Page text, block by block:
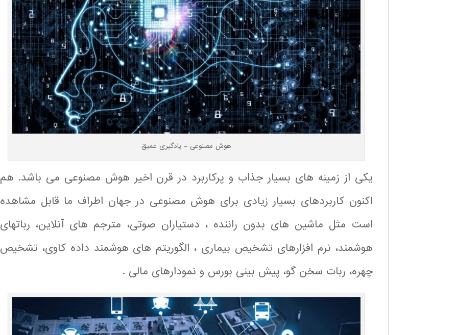
هوش مصنوعی – یادگیری عمیق
یکی از زمینه های بسیار جذاب و پرکاربرد در قرن اخیر هوش مصنوعی می باشد. هم
اکنون کاربردهای بسیار زیادی برای هوش مصنوعی در جهان اطراف ما قابل مشاهده
است مثل ماشین های بدون راننده ، دستیاران صوتی، مترجم های آنلاین، رباتهای
هوشمند، نرم افزارهای تشخیص بیماری ، الگوریتم های هوشمند داده کاوی، تشخیص
چهره، ربات سخن گو، پیش بینی بورس و نمودارهای مالی .